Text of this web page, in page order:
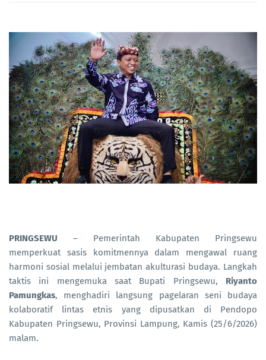
PRINGSEWU – Pemerintah Kabupaten Pringsewu
memperkuat sasis komitmennya dalam mengawal ruang
harmoni sosial melalui jembatan akulturasi budaya. Langkah
taktis ini mengemuka saat Bupati Pringsewu, Riyanto
Pamungkas, menghadiri langsung pagelaran seni budaya
kolaboratif lintas etnis yang dipusatkan di Pendopo
Kabupaten Pringsewu, Provinsi Lampung, Kamis (25/6/2026)
malam.